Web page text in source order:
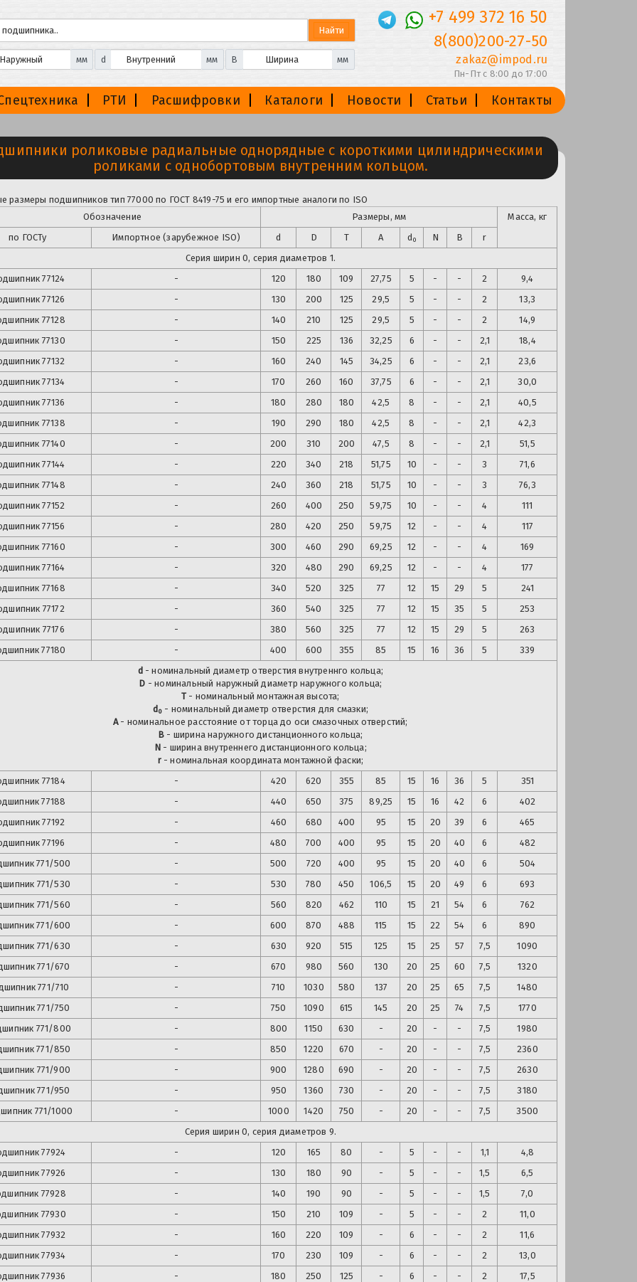
мм d мм B мм
+7 499 372 16 50
8(800)200-27-50
zakaz@impod.ru
Пн-Пт с 8:00 до 17:00
РТИ Расшифровки Каталоги Новости Статьи Контакты
роликовые радиальные однорядные с короткими цилиндрическими
роликами с однобортовым внутренним кольцом.
размеры подшипников тип 77000 по ГОСТ 8419-75 и его импортные аналоги по ISO
Обозначение
Размеры, мм
Масса, кг
по ГОСТу
Импортное (зарубежное ISO) d D T A d0 N B
r
Серия ширин 0, серия диаметров 1.
77124
- 120 180 109 27,75 5 - - 2
9,4
77126 - 130 200 125 29,5 5 - - 2
13,3
77128 - 140 210 125 29,5 5 - - 2
14,9
77130 - 150 225 136 32,25 6 - - 2,1
18,4
77132 - 160 240 145 34,25 6 - - 2,1
23,6
77134 - 170 260 160 37,75 6 - - 2,1
30,0
77136 - 180 280 180 42,5 8 - - 2,1
40,5
77138 - 190 290 180 42,5 8 - - 2,1
42,3
77140 - 200 310 200 47,5 8 - - 2,1
51,5
77144 - 220 340 218 51,75 10 - - 3
71,6
77148 - 240 360 218 51,75 10 - - 3
76,3
77152 - 260 400 250 59,75 10 - - 4
111
77156 - 280 420 250 59,75 12 - - 4
117
77160 - 300 460 290 69,25 12 - - 4
169
77164 - 320 480 290 69,25 12 - - 4
177
77168 - 340 520 325 77 12 15 29 5
241
77172 - 360 540 325 77 12 15 35 5
253
77176 - 380 560 325 77 12 15 29 5
263
77180 - 400 600 355 85 15 16 36 5
339
d- номинальный диаметр отверстия внутреннго кольца;
D - номинальный наружный диаметр наружного кольца;
T - номинальный монтажная высота;
d0 - номинальный диаметр отверстия для смазки;
A- номинальное расстояние от торца до оси смазочных отверстий;
B - ширина наружного дистанционного кольца;
N - ширина внутреннего дистанционного кольца;
r- номинальная координата монтажной фаски;
77184 - 420 620 355 85 15 16 36 5
351
77188 - 440 650 375 89,25 15 16 42 6
402
77192 - 460 680 400 95 15 20 39 6
465
77196 - 480 700 400 95 15 20 40 6
482
771/500 - 500 720 400 95 15 20 40 6
504
771/530 - 530 780 450 106,5 15 20 49 6
693
771/560 - 560 820 462 110 15 21 54 6
762
771/600 - 600 870 488 115 15 22 54 6
890
771/630 - 630 920 515 125 15 25 57 7,5
1090
771/670 - 670 980 560 130 20 25 60 7,5
1320
771/710 - 710 1030 580 137 20 25 65 7,5
1480
771/750 - 750 1090 615 145 20 25 74 7,5
1770
771/800 - 800 1150 630 - 20 - - 7,5
1980
771/850 - 850 1220 670 - 20 - - 7,5
2360
771/900 - 900 1280 690 - 20 - - 7,5
2630
771/950 - 950 1360 730 - 20 - - 7,5
3180
771/1000 - 1000 1420 750 - 20 - - 7,5
3500
Серия ширин 0, серия диаметров 9.
77924 - 120 165 80 - 5 - - 1,1
4,8
77926 - 130 180 90 - 5 - - 1,5
6,5
77928 - 140 190 90 - 5 - - 1,5
7,0
77930 - 150 210 109 - 5 - - 2
11,0
77932 - 160 220 109 - 6 - - 2
11,6
77934 - 170 230 109 - 6 - - 2
13,0
77936 - 180 250 125 - 6 - - 2
17,5